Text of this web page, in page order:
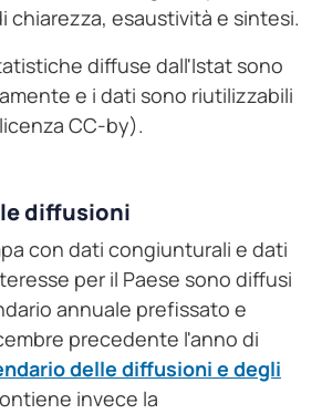
chiarezza, esaustività e sintesi.
diffuse dall'Istat sono
e i dati sono riutilizzabili
CC-by).
diffusioni
con dati congiunturali e dati
per il Paese sono diffusi
annuale prefissato e
precedente l'anno di
delle diffusioni e degli
invece la